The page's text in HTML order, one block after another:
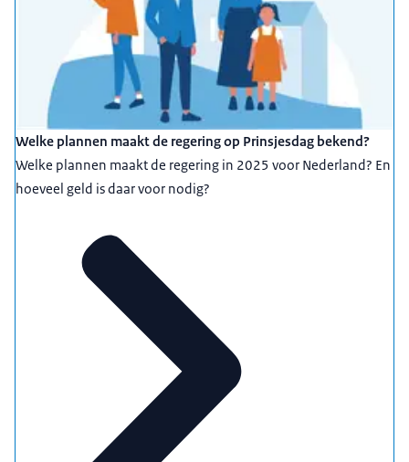
Welke plannen maakt de regering op Prinsjesdag bekend?
Welke plannen maakt de regering in 2025 voor Nederland? En
hoeveel geld is daar voor nodig?